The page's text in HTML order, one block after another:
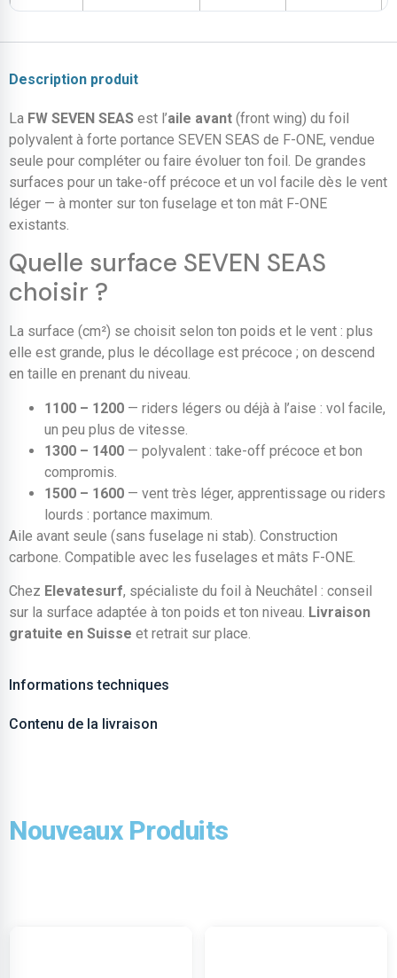
Description produit
La FW SEVEN SEAS est l’aile avant (front wing) du foil
polyvalent à forte portance SEVEN SEAS de F-ONE, vendue
seule pour compléter ou faire évoluer ton foil. De grandes
surfaces pour un take-off précoce et un vol facile dès le vent
léger — à monter sur ton fuselage et ton mât F-ONE
existants.
Quelle surface SEVEN SEAS
choisir ?
La surface (cm²) se choisit selon ton poids et le vent : plus
elle est grande, plus le décollage est précoce ; on descend
en taille en prenant du niveau.
1100 – 1200 — riders légers ou déjà à l’aise : vol facile,
un peu plus de vitesse.
1300 – 1400 — polyvalent : take-off précoce et bon
compromis.
1500 – 1600 — vent très léger, apprentissage ou riders
lourds : portance maximum.
Aile avant seule (sans fuselage ni stab). Construction
carbone. Compatible avec les fuselages et mâts F-ONE.
Chez Elevatesurf, spécialiste du foil à Neuchâtel : conseil
sur la surface adaptée à ton poids et ton niveau. Livraison
gratuite en Suisse et retrait sur place.
Informations techniques
Contenu de la livraison
Nouveaux Produits